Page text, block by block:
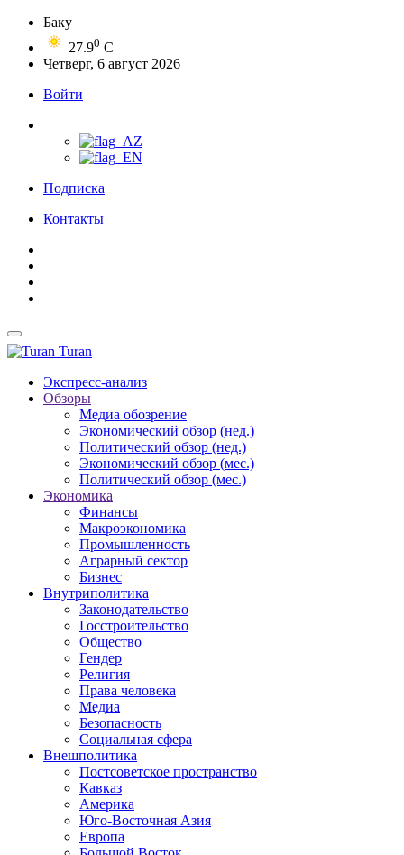
Баку
27.90 C
Четверг, 6 август 2026
Войти
Подписка
Контакты
Turan
Экспресс-анализ
Обзоры
Медиа обозрение
Экономический обзор (нед.)
Политический обзор (нед.)
Экономический обзор (мес.)
Политический обзор (мес.)
Экономика
Финансы
Макроэкономика
Промышленность
Аграрный сектор
Бизнес
Внутриполитика
Законодательство
Госстроительство
Общество
Гендер
Религия
Права человека
Медиа
Безопасность
Социальная сфера
Внешполитика
Постсоветское пространство
Кавказ
Америка
Юго-Восточная Азия
Европа